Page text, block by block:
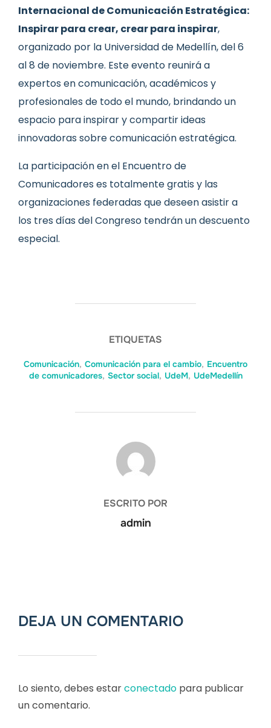
Internacional de Comunicación Estratégica:
Inspirar para crear, crear para inspirar,
organizado por la Universidad de Medellín, del 6
al 8 de noviembre. Este evento reunirá a
expertos en comunicación, académicos y
profesionales de todo el mundo, brindando un
espacio para inspirar y compartir ideas
innovadoras sobre comunicación estratégica.
La participación en el Encuentro de
Comunicadores es totalmente gratis y las
organizaciones federadas que deseen asistir a
los tres días del Congreso tendrán un descuento
especial.
ETIQUETAS
Comunicación, Comunicación para el cambio, Encuentro
de comunicadores, Sector social, UdeM, UdeMedellín
AUTOR DE LA ENTRADA
ESCRITO POR
admin
DEJA UN COMENTARIO
Lo siento, debes estarconectado para publicar
un comentario.